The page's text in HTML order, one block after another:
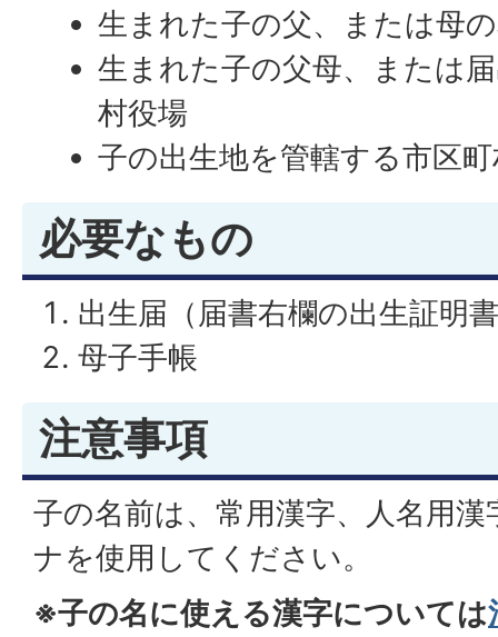
生まれた子の父、または母
生まれた子の父母、または
村役場
子の出生地を管轄する市区
必要なもの
出生届（届書右欄の出生証明
母子手帳
注意事項
子の名前は、常用漢字、人名用
ナを使用してください。
※子の名に使える漢字については